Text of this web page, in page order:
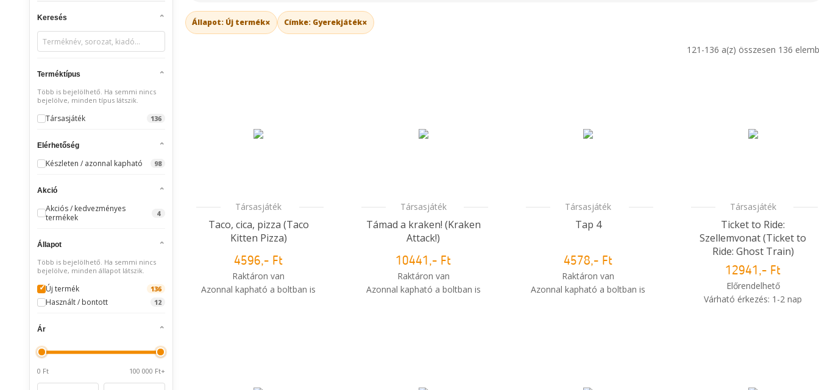
Keresés
Terméktípus
Több is bejelölhető. Ha semmi nincs
bejelölve, minden típus látszik.
Társasjáték 136
Elérhetőség
Készleten / azonnal kapható 98
Akció
Akciós / kedvezményes
termékek
4
Állapot
Több is bejelölhető. Ha semmi nincs
bejelölve, minden állapot látszik.
Új termék 136
Használt / bontott 12
Ár
0 Ft 100 000 Ft+
Állapot: Új termék× Címke: Gyerekjáték×
121-136 a(z) összesen 136
Társasjáték
Taco, cica, pizza (Taco
Kitten Pizza)
4596,- Ft
Raktáron van
Azonnal kapható a boltban is
Társasjáték
Támad a kraken! (Kraken
Attack!)
10441,- Ft
Raktáron van
Azonnal kapható a boltban is
Társasjáték
Tap 4
4578,- Ft
Raktáron van
Azonnal kapható a boltban is
Társasjáték
Ticket to Ride:
Szellemvonat (Ticket to
Ride: Ghost Train)
12941,- Ft
Előrendelhető
Várható érkezés: 1-2 nap